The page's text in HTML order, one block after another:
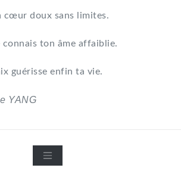
cœur doux sans limites.
connais ton âme affaiblie.
guérisse enfin ta vie.